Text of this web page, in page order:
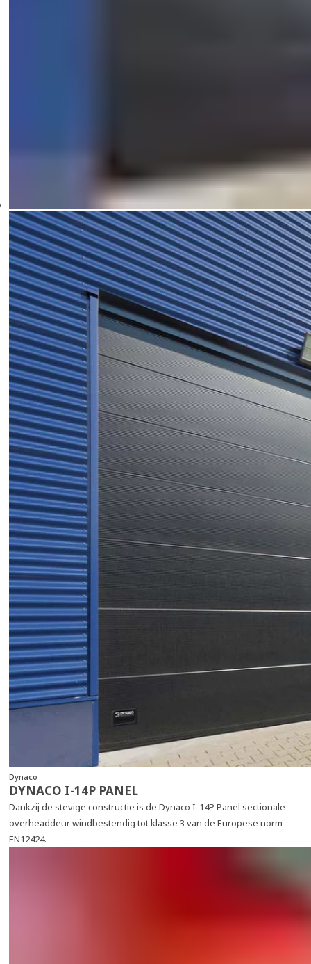
Dynaco
DYNACO I-14P PANEL
Dankzij de stevige constructie is de Dynaco I-14P Panel sectionale
overheaddeur windbestendig tot klasse 3 van de Europese norm
EN12424.